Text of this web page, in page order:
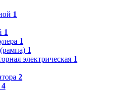
1
1
1
1
электрическая 1
2
4